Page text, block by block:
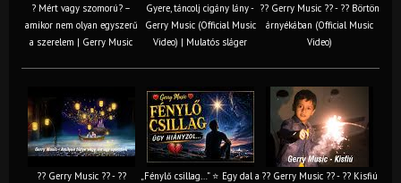
? Mért vagy szomorú? –
amikor nem olyan egyszerű
a szerelem | Gerry Music
Gyere, táncolj cigány lány -
Gerry Music (Official Music
Video) | Mulatós sláger
?? Gerry Music ?? - ?? Börtön
árnyékában (Official Music
Video)
?? Gerry Music ?? - ??
„Fénylő csillag…” ⭐ Egy dal a ?? Gerry Music ?? - ?? Kisfiú